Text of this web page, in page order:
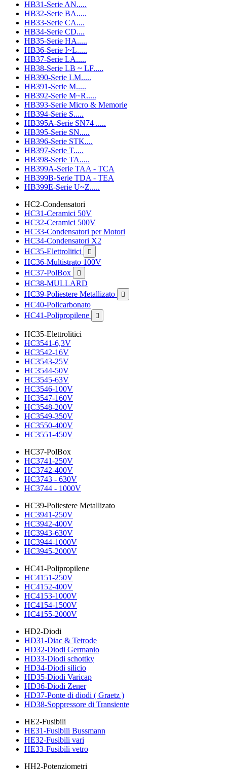
HB31-Serie AN.....
HB32-Serie BA.....
HB33-Serie CA....
HB34-Serie CD....
HB35-Serie HA.....
HB36-Serie I~L.....
HB37-Serie LA.....
HB38-Serie LB ~ LF.....
HB390-Serie LM.....
HB391-Serie M.....
HB392-Serie M~R.....
HB393-Serie Micro & Memorie
HB394-Serie S.....
HB395A-Serie SN74 .....
HB395-Serie SN.....
HB396-Serie STK....
HB397-Serie T.....
HB398-Serie TA.....
HB399A-Serie TAA - TCA
HB399B-Serie TDA - TEA
HB399E-Serie U~Z.....
HC2-Condensatori
HC31-Ceramici 50V
HC32-Ceramici 500V
HC33-Condensatori per Motori
HC34-Condensatori X2
HC35-Elettrolitici

HC36-Multistrato 100V
HC37-PolBox

HC38-MULLARD
HC39-Poliestere Metallizato

HC40-Policarbonato
HC41-Polipropilene

HC35-Elettrolitici
HC3541-6,3V
HC3542-16V
HC3543-25V
HC3544-50V
HC3545-63V
HC3546-100V
HC3547-160V
HC3548-200V
HC3549-350V
HC3550-400V
HC3551-450V
HC37-PolBox
HC3741-250V
HC3742-400V
HC3743 - 630V
HC3744 - 1000V
HC39-Poliestere Metallizato
HC3941-250V
HC3942-400V
HC3943-630V
HC3944-1000V
HC3945-2000V
HC41-Polipropilene
HC4151-250V
HC4152-400V
HC4153-1000V
HC4154-1500V
HC4155-2000V
HD2-Diodi
HD31-Diac & Tetrode
HD32-Diodi Germanio
HD33-Diodi schottky
HD34-Diodi silicio
HD35-Diodi Varicap
HD36-Diodi Zener
HD37-Ponte di diodi ( Graetz )
HD38-Soppressore di Transiente
HE2-Fusibili
HE31-Fusibili Bussmann
HE32-Fusibili vari
HE33-Fusibili vetro
HH2-Potenziometri